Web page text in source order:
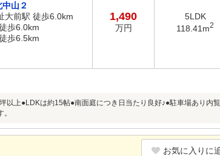
山２
大前駅 徒歩6.0km
歩6.0km
歩6.5km
1,490
万円
5LDK
118.41m2
以上●LDKは約15帖●南面庭につき日当たり良好♪●駐車場あり内
お気に入りに